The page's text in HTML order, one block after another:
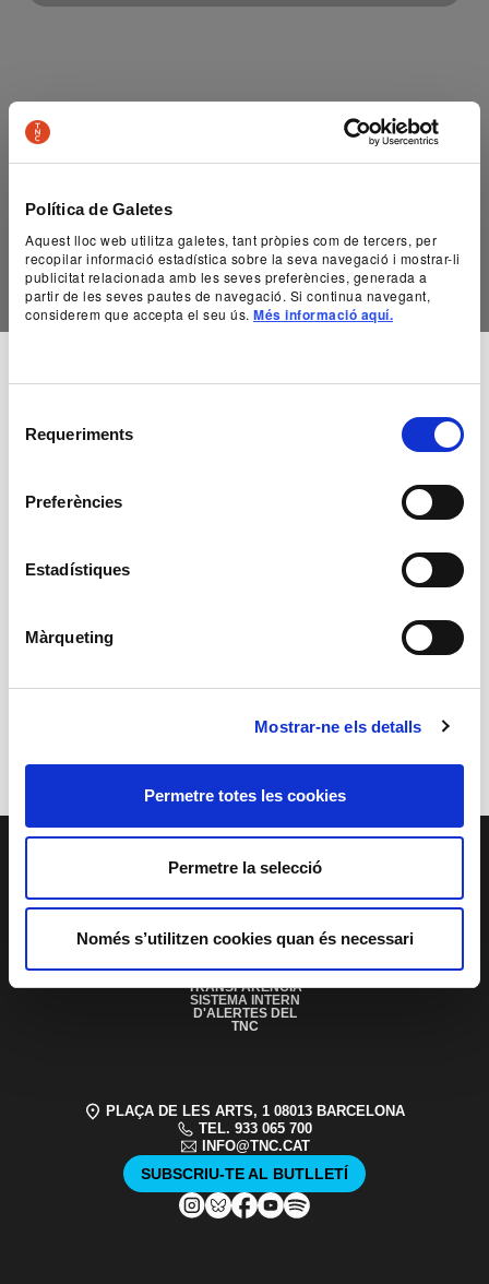
Política de Galetes
Aquest lloc web utilitza galetes, tant pròpies com de tercers, per
recopilar informació estadística sobre la seva navegació i mostrar-li
publicitat relacionada amb les seves preferències, generada a
partir de les seves pautes de navegació. Si continua navegant,
considerem que accepta el seu ús. Més informació aquí.
Requeriments
Preferències
Estadístiques
Màrqueting
Mostrar-ne els detalls
Permetre totes les cookies
Permetre la selecció
Només s’utilitzen cookies quan és necessari
+ Fitxa artística
PAGE FOOTER
SOCIAL
ACCESSIBILITAT
MECENATGE
TRANSPARÈNCIA
SISTEMA INTERN
D'ALERTES DEL
TNC
PLAÇA DE LES ARTS, 1 08013 BARCELONA
TEL. 933 065 700
INFO@TNC.CAT
SUBSCRIU-TE AL BUTLLETÍ